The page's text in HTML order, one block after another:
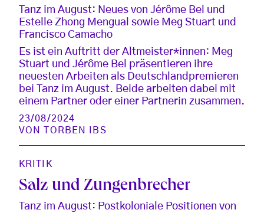
Tanz im August: Neues von Jérôme Bel und
Estelle Zhong Mengual sowie Meg Stuart und
Francisco Camacho
Es ist ein Auftritt der Altmeister*innen: Meg
Stuart und Jérôme Bel präsentieren ihre
neuesten Arbeiten als Deutschlandpremieren
bei Tanz im August. Beide arbeiten dabei mit
einem Partner oder einer Partnerin zusammen.
23/08/2024
VON
TORBEN IBS
KRITIK
Salz und Zungenbrecher
Tanz im August: Postkoloniale Positionen von